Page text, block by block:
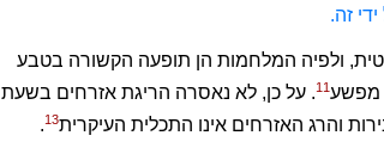
זה.
ולפיה המלחמות הן תופעה הקשורה בטבע
מפשע11. על כן, לא נאסרה הריגת אזרחים בשעת
והרג האזרחים אינו התכלית העיקרית13
.